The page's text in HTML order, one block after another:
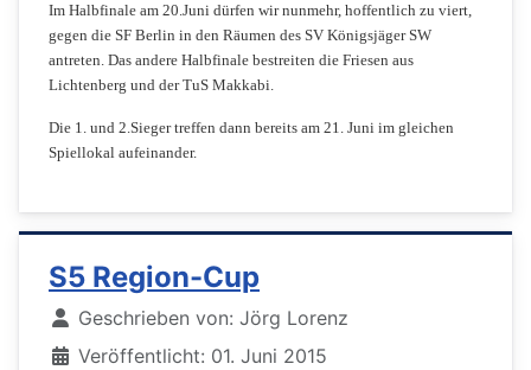
Im Halbfinale am 20.Juni dürfen wir nunmehr, hoffentlich zu viert,
gegen die SF Berlin in den Räumen des SV Königsjäger SW
antreten. Das andere Halbfinale bestreiten die Friesen aus
Lichtenberg und der TuS Makkabi.
Die 1. und 2.Sieger treffen dann bereits am 21. Juni im gleichen
Spiellokal aufeinander.
S5 Region-Cup
DetailsGeschrieben von: Jörg Lorenz
Veröffentlicht: 01. Juni 2015